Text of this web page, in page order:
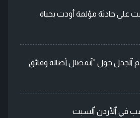
على حادثة مؤلمة أودت بحياة
حول "ٱنفصال أصالة وفائق
في ٱلأردن ٱلسبت